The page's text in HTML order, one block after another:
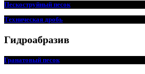
Пескоструйный песок
Техническая дробь
Гидроабразив
Гранатовый песок